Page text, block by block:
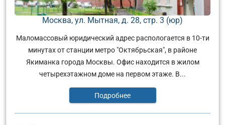
Москва, ул. Мытная, д. 28, стр. 3 (юр)
Маломассовый юридический адрес распологается в 10-ти
минутах от станции метро "Октябрьская", в районе
Якиманка города Москвы. Офис находится в жилом
четырехэтажном доме на первом этаже. В...
Подробнее